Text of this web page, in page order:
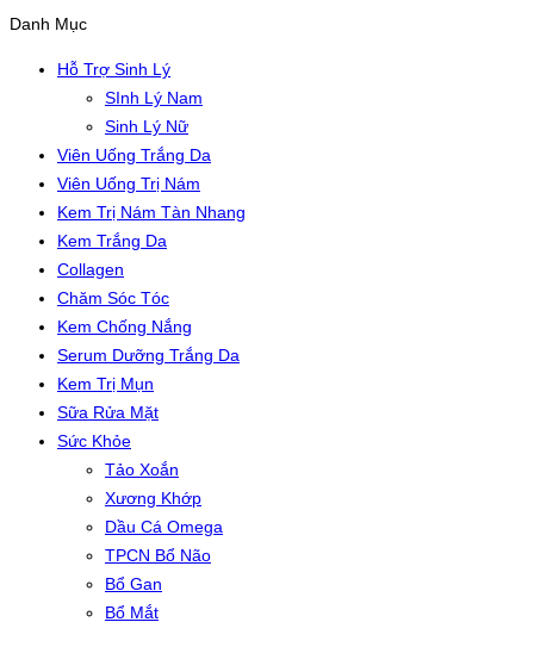
Danh Mục
Hỗ Trợ Sinh Lý
SInh Lý Nam
Sinh Lý Nữ
Viên Uống Trắng Da
Viên Uống Trị Nám
Kem Trị Nám Tàn Nhang
Kem Trắng Da
Collagen
Chăm Sóc Tóc
Kem Chống Nắng
Serum Dưỡng Trắng Da
Kem Trị Mụn
Sữa Rửa Mặt
Sức Khỏe
Tảo Xoắn
Xương Khớp
Dầu Cá Omega
TPCN Bổ Não
Bổ Gan
Bổ Mắt